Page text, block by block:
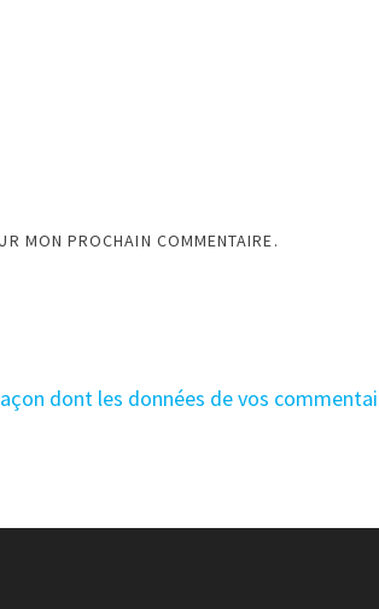
MON PROCHAIN COMMENTAIRE.
dont les données de vos